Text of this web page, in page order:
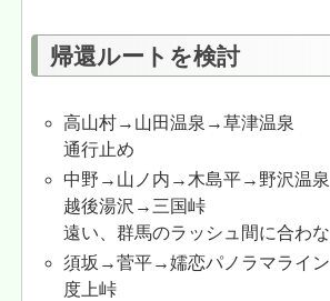
帰還ルートを検討
高山村→山田温泉→草津温泉
通行止め
中野→山ノ内→木島平→野沢温
越後湯沢→三国峠
遠い、群馬のラッシュ間に合わ
須坂→菅平→嬬恋パノラマライ
度上峠